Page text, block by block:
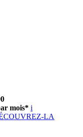
mois* i
LA